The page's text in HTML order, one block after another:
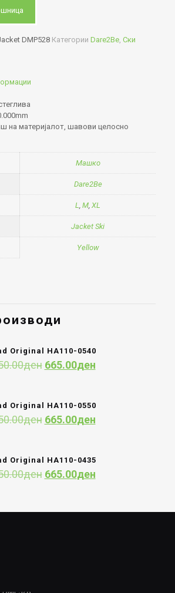
DMP528 Категории Dare2Be, Ски
на материјалот, шавови целосно
Машко
Dare2Be
L, M, XL
Jacket Ski
Yellow
Original HA110-0540
ден Original
665.00денCurrent
Original HA110-0550
ден Original
665.00денCurrent
Original HA110-0435
ден Original
665.00денCurrent